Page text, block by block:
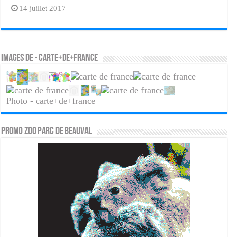
14 juillet 2017
Images de - carte+de+france
Photo - carte+de+france
PROMO ZOO PARC DE BEAUVAL